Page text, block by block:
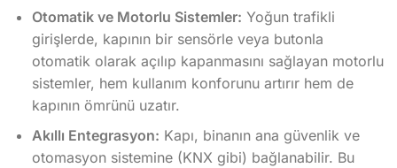
Otomatik ve Motorlu Sistemler: Yoğun trafikli
girişlerde, kapının bir sensörle veya butonla
otomatik olarak açılıp kapanmasını sağlayan motorlu
sistemler, hem kullanım konforunu artırır hem de
kapının ömrünü uzatır.
Akıllı Entegrasyon: Kapı, binanın ana güvenlik ve
otomasyon sistemine (KNX gibi) bağlanabilir. Bu